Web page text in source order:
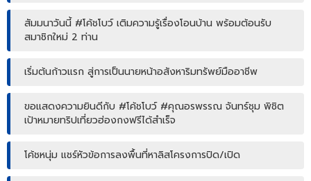
สัมมนาวันนี้ #โค้ชโบว์ เติมความรู้เรื่องโอนบ้าน พร้อมต้อนรับ
สมาชิกใหม่ 2 ท่าน
เริ่มต้นก้าวแรก สู่การเป็นนายหน้าอสังหาริมทรัพย์มืออาชีพ
ขอแสดงความยินดีกับ #โค้ชโบว์ #คุณอรพรรณ จันทร์ชุม พิชิต
เป้าหมายทริปเที่ยวฮ่องกงฟรีได้สำเร็จ
โค้ชหนุ่ม แชร์หัวข้อการลงพื้นที่หาลิสโครงการปิด/เปิด